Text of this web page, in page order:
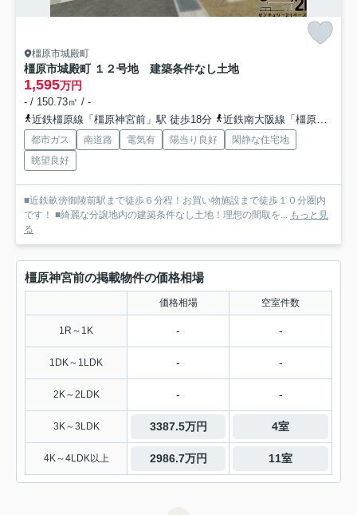
橿原市城殿町
橿原市城殿町 １２号地 建築条件なし土地
1,595万円
- / 150.73㎡ / -
近鉄橿原線「橿原神宮前」駅 徒歩18分
近鉄南大阪線「橿原神宮前」駅 徒歩18分
都市ガス 南道路 電気有 陽当り良好
閑静な住宅地
眺望良好
■近鉄畝傍御陵前駅まで徒歩６分程！お買い物施設まで徒歩１０分圏内
です！ ■綺麗な分譲地内の建築条件なし土地！理想の間取を...
もっと見
る
橿原神宮前の掲載物件の価格相場
価格相場 空室件数
1R～1K - -
1DK～1LDK - -
2K～2LDK - -
3K～3LDK 3387.5万円 4室
4K～4LDK以上 2986.7万円 11室